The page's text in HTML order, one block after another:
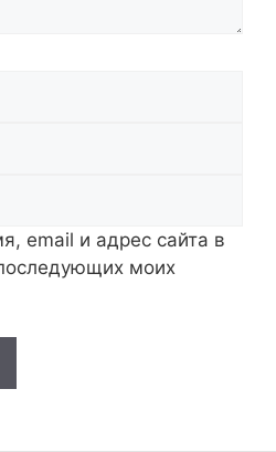
email и адрес сайта в
моих